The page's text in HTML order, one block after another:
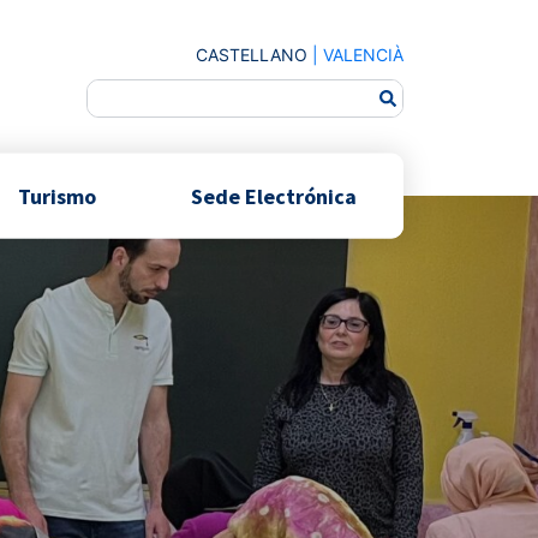
CASTELLANO VALENCIÀ
Turismo Sede Electrónica